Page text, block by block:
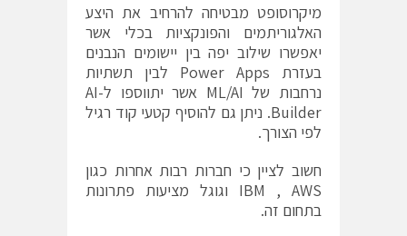
מיקרוסופט מבטיחה להרחיב את היצע
האלגוריתמים והפונקציות בכלי אשר
יאפשרו שילוב יפה בין יישומים הנבנים
בעזרת Power Apps לבין תשתיות
נרחבות של ML/AI אשר יתווספו ל-AI
Builder. ניתן גם להוסיף קטעי קוד רגיל
לפי הצורך.
חשוב לציין כי חברות רבות אחרות כגון
IBM , AWS וגוגל מציעות פתרונות
בתחום זה.